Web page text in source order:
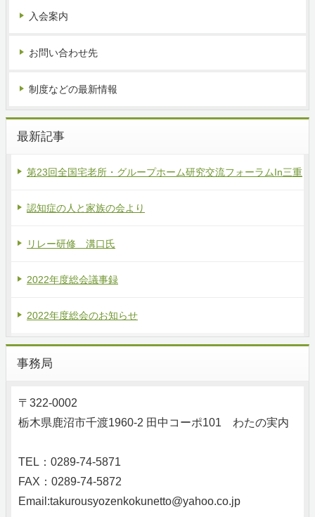
入会案内
お問い合わせ先
制度などの最新情報
最新記事
第23回全国宅老所・グループホーム研究交流フォーラムIn三重
認知症の人と家族の会より
リレー研修 溝口氏
2022年度総会議事録
2022年度総会のお知らせ
事務局
〒322-0002
栃木県鹿沼市千渡1960-2 田中コーポ101 わたの実内
TEL：0289‐74‐5871
FAX：0289-74-5872
Email:takurousyozenkokunetto@yahoo.co.jp